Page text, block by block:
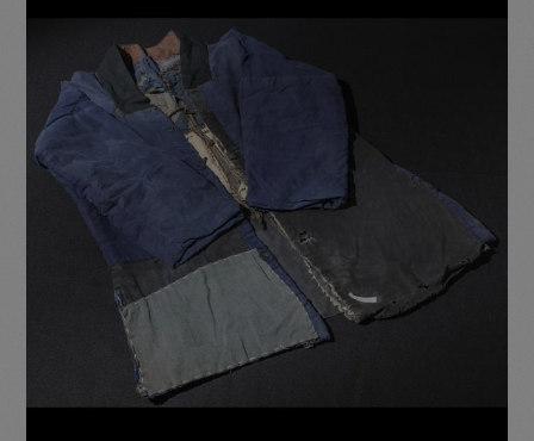
寶華供養-館藏珍品
古代禪堂情境
心中丘壑-館藏書畫
時代書魂-歷代書法碑拓
木雕分館：木華流芳
木雕分館：木法造化
木雕分館：漆彩流光
木雕分館：木華乾坤
木雕分館：元明佛教造像